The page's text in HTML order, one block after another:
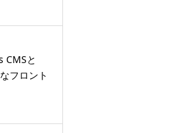
CMSと
フロント